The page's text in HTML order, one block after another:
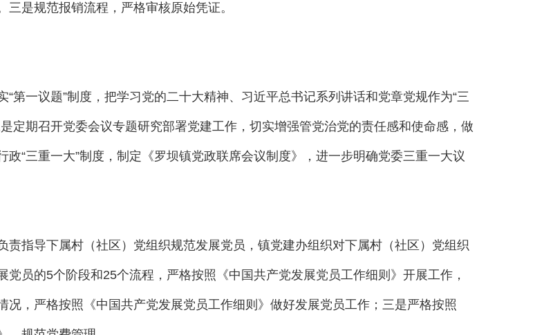
是规范报销流程，严格审核原始凭证。
一议题”制度，把学习党的二十大精神、习近平总书记系列讲话和党章党规作为“三
定期召开党委会议专题研究部署党建工作，切实增强管党治党的责任感和使命感，做
“三重一大”制度，制定《罗坝镇党政联席会议制度》，进一步明确党委三重一大议
指导下属村（社区）党组织规范发展党员，镇党建办组织对下属村（社区）党组织
员的5个阶段和25个流程，严格按照《中国共产党发展党员工作细则》开展工作，
，严格按照《中国共产党发展党员工作细则》做好发展党员工作；三是严格按照